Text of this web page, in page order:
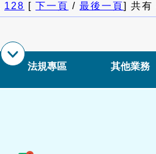
128 [ 下一頁 / 最後一頁] 共有
法規專區 其他業務